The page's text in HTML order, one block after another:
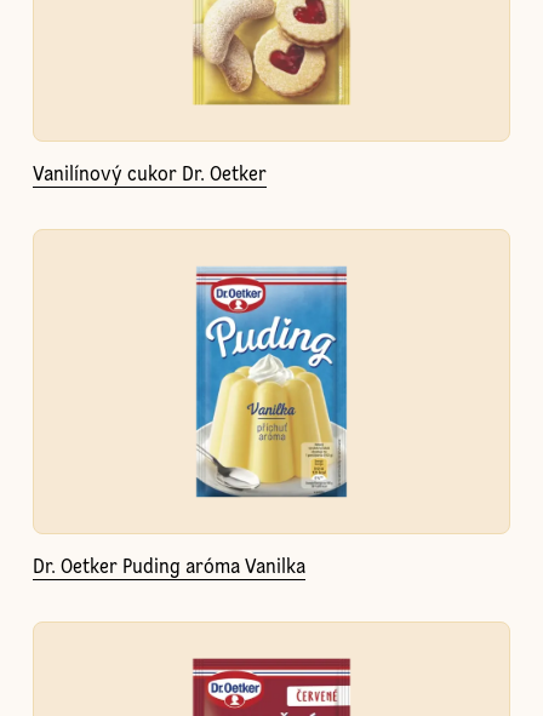
Vanilínový cukor Dr. Oetker
Dr. Oetker Puding aróma Vanilka